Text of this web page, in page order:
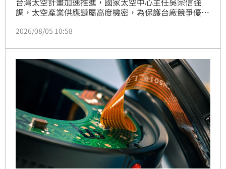
調，太空產業供應鏈屬高度機密，為保護台廠競爭優
衛星發展，目標2028年發射首顆自製衛星，並透過委
指出，台灣廠商需通過高規格的太空驗證，包括振動、
輻射及熱真空測試，一旦產品經實際飛行驗證，即能順
利取得國際太空供應鏈門票。TASA將持續扮演核心角
色，透過「虛擬垂直整合」策略，帶領台廠在國際太空
商機中搶佔關鍵地位，打造完整的產業生態系。
2026/08/05 10:58